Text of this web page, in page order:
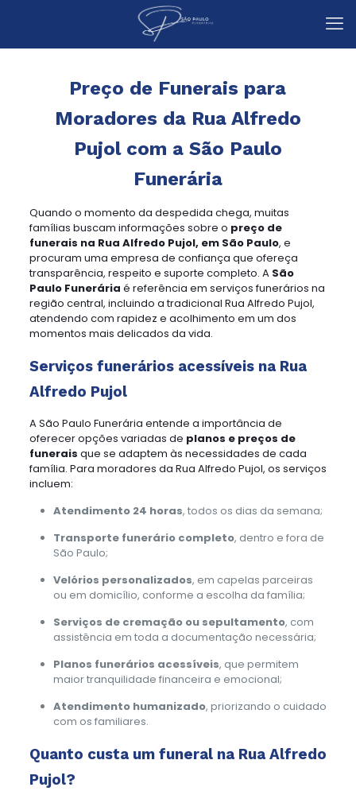
Preço de Funerais para
Moradores da Rua Alfredo
Pujol com a São Paulo
Funerária
Quando o momento da despedida chega, muitas
famílias buscam informações sobre o preço de
funerais na Rua Alfredo Pujol, em São Paulo, e
procuram uma empresa de confiança que ofereça
transparência, respeito e suporte completo. A São
Paulo Funerária é referência em serviços funerários na
região central, incluindo a tradicional Rua Alfredo Pujol,
atendendo com rapidez e acolhimento em um dos
momentos mais delicados da vida.
Serviços funerários acessíveis na Rua
Alfredo Pujol
A São Paulo Funerária entende a importância de
oferecer opções variadas de planos e preços de
funerais que se adaptem às necessidades de cada
família. Para moradores da Rua Alfredo Pujol, os serviços
incluem:
Atendimento 24 horas, todos os dias da semana;
Transporte funerário completo, dentro e fora de
São Paulo;
Velórios personalizados, em capelas parceiras
ou em domicílio, conforme a escolha da família;
Serviços de cremação ou sepultamento, com
assistência em toda a documentação necessária;
Planos funerários acessíveis, que permitem
maior tranquilidade financeira e emocional;
Atendimento humanizado, priorizando o cuidado
com os familiares.
Quanto custa um funeral na Rua Alfredo
Pujol?